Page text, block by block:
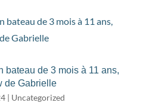
bateau de 3 mois à 11 ans,
de Gabrielle
| Uncategorized